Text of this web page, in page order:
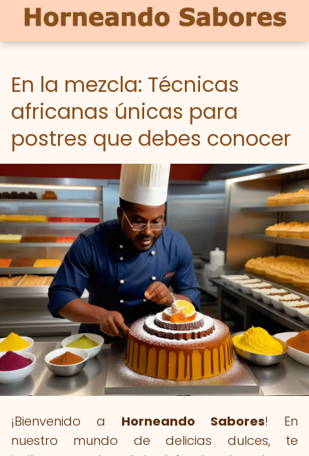
En la mezcla: Técnicas
africanas únicas para
postres que debes conocer
¡Bienvenido a Horneando Sabores! En
nuestro mundo de delicias dulces, te